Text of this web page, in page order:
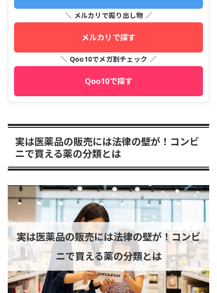
＼ メルカリで掘り出し物 ／
メルカリで探す
＼ Qoo10でメガ割チェック ／
Qoo10で探す
実は医薬品の販売には法律の壁が！コンビ
ニで買える薬の分類とは
実は医薬品の販売には法律の壁が！コンビ
ニで買える薬の分類とは